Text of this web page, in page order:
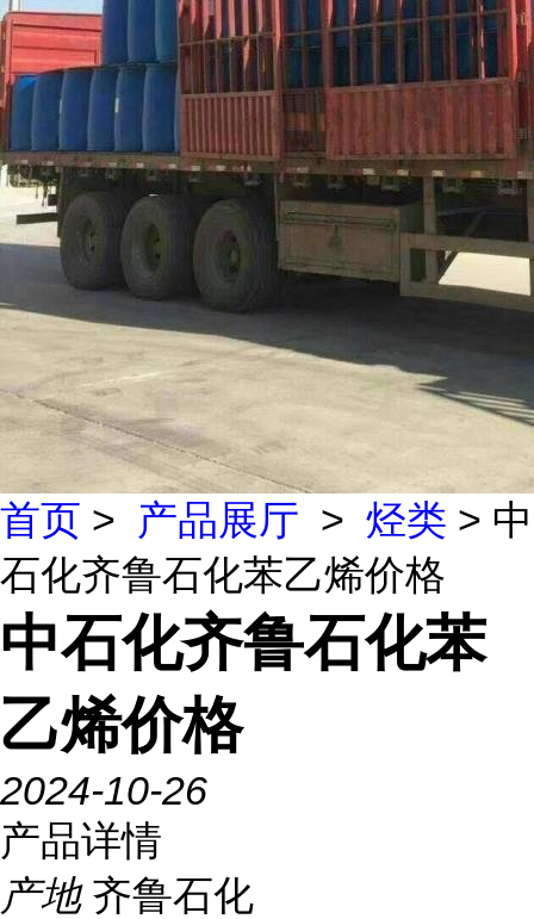
首页 > 产品展厅 > 烃类 > 中
石化齐鲁石化苯乙烯价格
中石化齐鲁石化苯
乙烯价格
2024-10-26
产品详情
产地 齐鲁石化